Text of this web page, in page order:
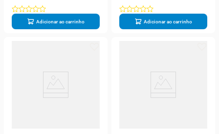
Adicionar ao carrinho Adicionar ao carrinho